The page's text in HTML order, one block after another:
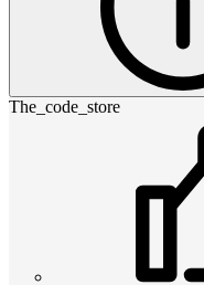
The_code_store